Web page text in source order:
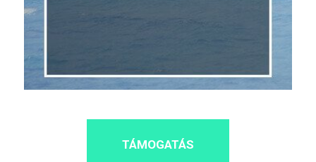
TÁMOGATÁS